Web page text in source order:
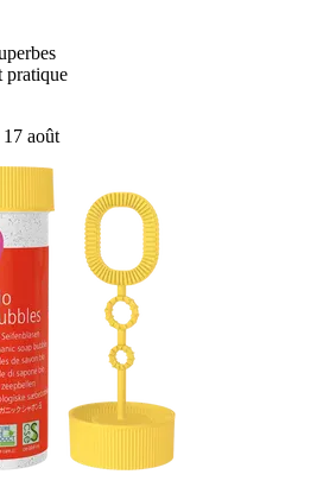
pratique
août